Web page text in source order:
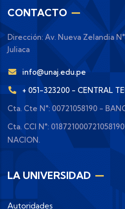
CONTACTO
Dirección: Av. Nueva Zelandia
Juliaca
info@unaj.edu.pe
+ 051-323200 - CENTRAL
Cta. Cte N°: 00721058190 -
Cta. CCI N°:
NACION.
LA UNIVERSIDAD
Autoridades